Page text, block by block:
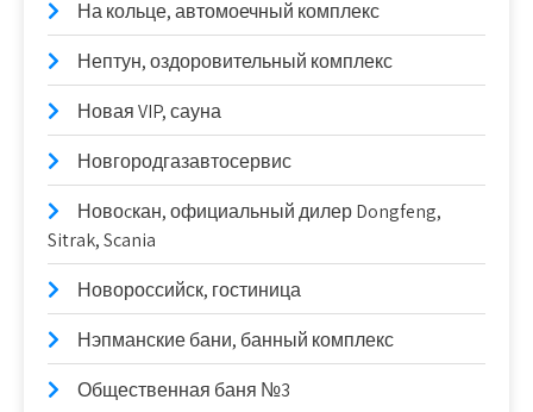
На кольце, автомоечный комплекс
Нептун, оздоровительный комплекс
Новая VIP, сауна
Новгородгазавтосервис
Новоcкан, официальный дилер Dongfeng,
Sitrak, Scania
Новороссийск, гостиница
Нэпманские бани, банный комплекс
Общественная баня №3